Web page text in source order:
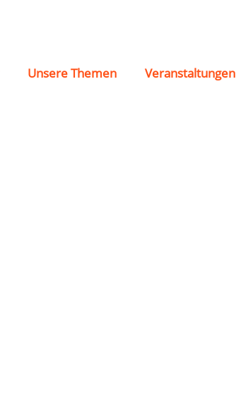
Unsere Themen Veranstaltungen